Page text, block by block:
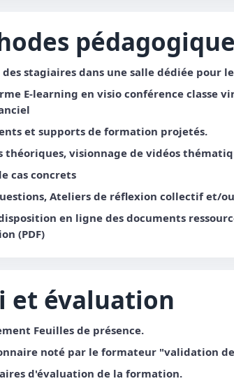
des stagiaires dans une salle dédiée pour
E-learning en visio conférence classe
et supports de formation projetés.
théoriques, visionnage de vidéos
cas concrets
Ateliers de réflexion collectif et/
en ligne des documents
(PDF)
et évaluation
Feuilles de présence.
noté par le formateur "validation
d'évaluation de la formation.